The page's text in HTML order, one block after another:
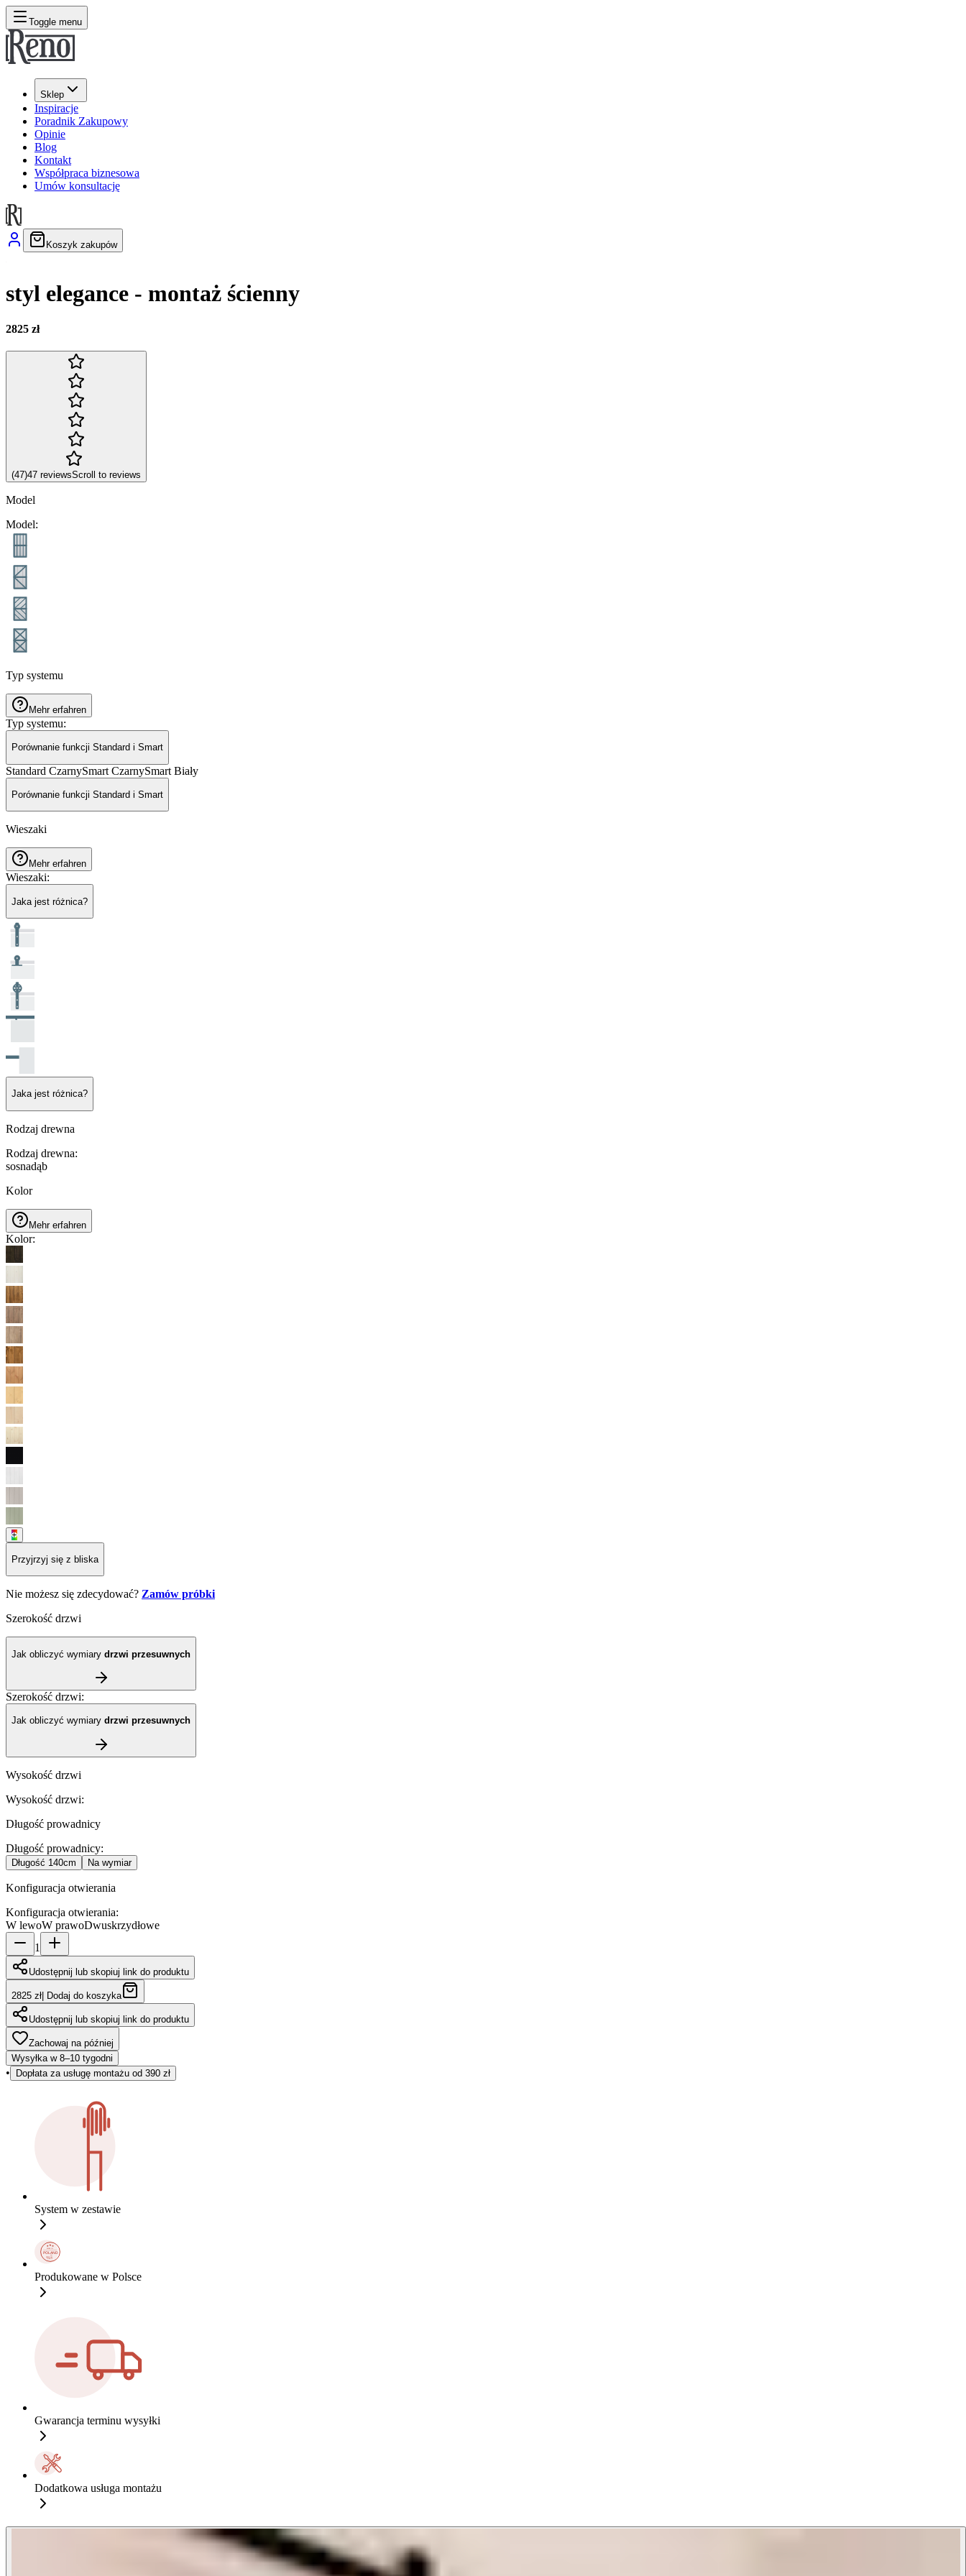
Toggle menu
Sklep
Inspiracje
Poradnik Zakupowy
Opinie
Blog
Kontakt
Współpraca biznesowa
Umów konsultację
Koszyk zakupów
styl elegance - montaż ścienny
2825 zł
(47)47 reviewsScroll to reviews
Model
Model:
Typ systemu
Mehr erfahren
Typ systemu:
Porównanie funkcji Standard i Smart
Standard CzarnySmart CzarnySmart Biały
Porównanie funkcji Standard i Smart
Wieszaki
Mehr erfahren
Wieszaki:
Jaka jest różnica?
Jaka jest różnica?
Rodzaj drewna
Rodzaj drewna:
sosnadąb
Kolor
Mehr erfahren
Kolor:
+
Przyjrzyj się z bliska
Nie możesz się zdecydować? Zamów próbki
Szerokość drzwi
Jak obliczyć wymiary drzwi przesuwnych
Szerokość drzwi:
Jak obliczyć wymiary drzwi przesuwnych
Wysokość drzwi
Wysokość drzwi:
Długość prowadnicy
Długość prowadnicy:
Długość 140cm Na wymiar
Konfiguracja otwierania
Konfiguracja otwierania:
W lewoW prawoDwuskrzydłowe
1
Udostępnij lub skopiuj link do produktu
2825 zł| Dodaj do koszyka
Udostępnij lub skopiuj link do produktu
Zachowaj na później
Wysyłka w 8–10 tygodni
• Dopłata za usługę montażu od 390 zł
System w zestawie
Produkowane w Polsce
Gwarancja terminu wysyłki
Dodatkowa usługa montażu